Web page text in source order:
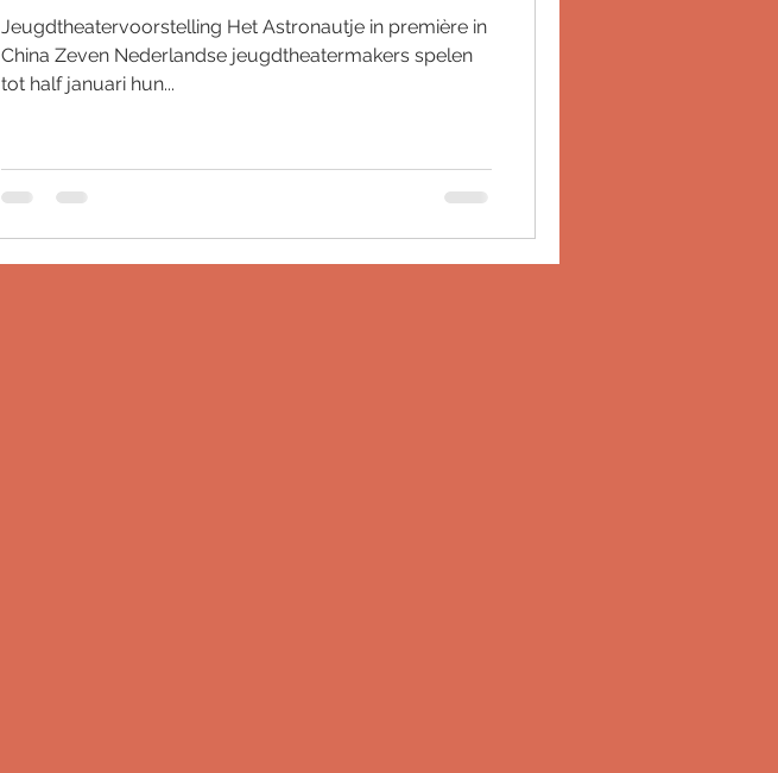
Jeugdtheatervoorstelling Het Astronautje in première in
China Zeven Nederlandse jeugdtheatermakers spelen
tot half januari hun...